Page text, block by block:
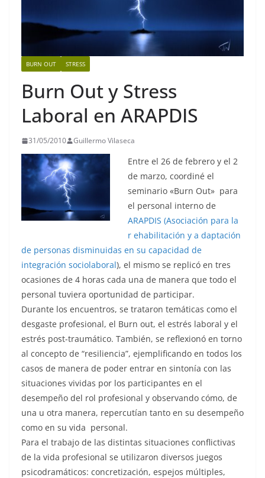
BURN OUT STRESS
Burn Out y Stress
Laboral en ARAPDIS
31/05/2010 Guillermo Vilaseca
Entre el 26 de febrero y el 2
de marzo, coordiné el
seminario «Burn Out» para
el personal interno de
ARAPDIS (Asociación para la
r ehabilitación y a daptación
de personas disminuidas en su capacidad de
integración sociolaboral), el mismo se replicó en tres
ocasiones de 4 horas cada una de manera que todo el
personal tuviera oportunidad de participar.
Durante los encuentros, se trataron temáticas como el
desgaste profesional, el Burn out, el estrés laboral y el
estrés post-traumático. También, se reflexionó en torno
al concepto de “resiliencia”, ejemplificando en todos los
casos de manera de poder entrar en sintonía con las
situaciones vividas por los participantes en el
desempeño del rol profesional y observando cómo, de
una u otra manera, repercutían tanto en su desempeño
como en su vida personal.
Para el trabajo de las distintas situaciones conflictivas
de la vida profesional se utilizaron diversos juegos
psicodramáticos: concretización, espejos múltiples,